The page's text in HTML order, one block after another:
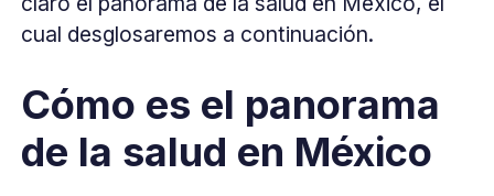
cual desglosaremos a continuación.
Cómo es el panorama
de la salud en México